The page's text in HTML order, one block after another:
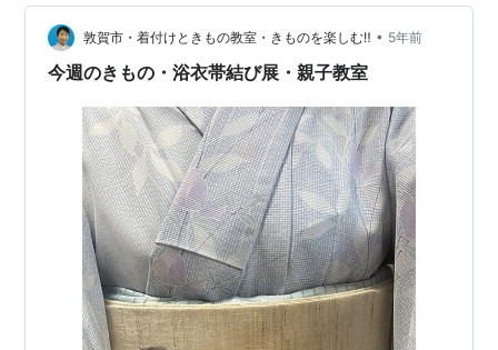
前説明 第5位 第4位 第3位 第2位 第1位 編集後記 事前説
明 立っているやつが『枕』、枕に乗っているやつが
『蝶』、それと扇です。 一応形としてはこんな種類があ
敦賀市・着付けときもの教室・きものを楽しむ‼ • 5年前
今週のきもの・浴衣帯結び展・親子教室